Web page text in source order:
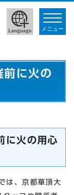
toggle
メニュー
に火の
に火の用心
は、京都華頂大